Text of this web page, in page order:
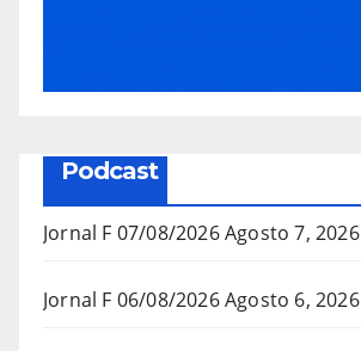
Podcast
Jornal F 07/08/2026Agosto 7, 2026
Jornal F 06/08/2026Agosto 6, 2026